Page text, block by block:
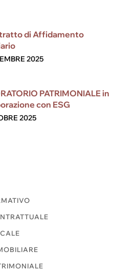
di Affidamento
2025
PATRIMONIALE in
con ESG
2025